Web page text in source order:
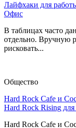
Лайфхаки для
Офис
В таблицах часто
отдельно. Вручную
рисковать...
Общество
Hard Rock Cafe и
Hard Rock Rising
Hard Rock Cafe и